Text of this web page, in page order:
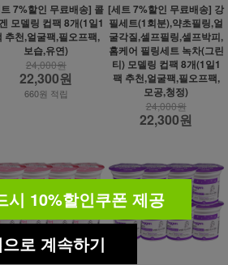
7%할인 무료배송] 콜
모델링 컵팩 8개(1일1
추천,얼굴팩,필오프팩,
보습,유연)
24,000원
22,300원
660원 적립
[세트 7%할인 무료배송] 강
필세트(1회분),약초필링,얼
굴각질,셀프필링,셀프박피,
홈케어 필링세트 녹차(그린
티) 모델링 컵팩 8개(1일1
팩 추천,얼굴팩,필오프팩,
모공,청정)
24,000원
22,300원
시 10%할인쿠폰 제공
로 계속하기